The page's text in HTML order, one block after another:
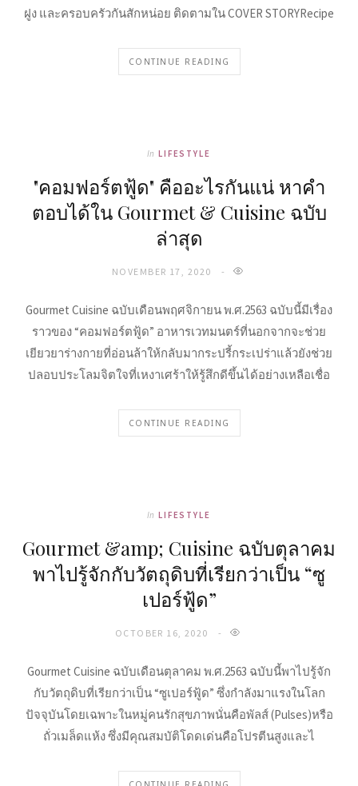
ฝูง และครอบครัวกันสักหน่อย ติดตามใน COVER STORYRecipe
CONTINUE READING
In LIFESTYLE
"คอมฟอร์ตฟู้ด" คืออะไรกันแน่ หาคำ
ตอบได้ใน Gourmet & Cuisine ฉบับ
ล่าสุด
NOVEMBER 17, 2020
Gourmet Cuisine ฉบับเดือนพฤศจิกายน พ.ศ.2563 ฉบับนี้มีเรื่อง
ราวของ “คอมฟอร์ตฟู้ด” อาหารเวทมนตร์ที่นอกจากจะช่วย
เยียวยาร่างกายที่อ่อนล้าให้กลับมากระปรี้กระเปร่าแล้วยังช่วย
ปลอบประโลมจิตใจที่เหงาเศร้าให้รู้สึกดีขึ้นได้อย่างเหลือเชื่อ
CONTINUE READING
In LIFESTYLE
Gourmet &amp; Cuisine ฉบับตุลาคม
พาไปรู้จักกับวัตถุดิบที่เรียกว่าเป็น “ซู
เปอร์ฟู้ด”
OCTOBER 16, 2020
Gourmet Cuisine ฉบับเดือนตุลาคม พ.ศ.2563 ฉบับนี้พาไปรู้จัก
กับวัตถุดิบที่เรียกว่าเป็น “ซูเปอร์ฟู้ด” ซึ่งกำลังมาแรงในโลก
ปัจจุบันโดยเฉพาะในหมู่คนรักสุขภาพนั่นคือพัลส์ (Pulses)หรือ
ถั่วเมล็ดแห้ง ซึ่งมีคุณสมบัติโดดเด่นคือโปรตีนสูงและไ